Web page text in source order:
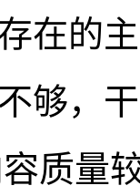
在的
够，
质量